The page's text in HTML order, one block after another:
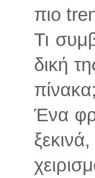
πιο
Τι
δική
πίνακα;
Ένα